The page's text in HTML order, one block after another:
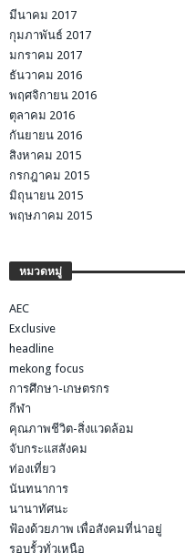
มีนาคม 2017
กุมภาพันธ์ 2017
มกราคม 2017
ธันวาคม 2016
พฤศจิกายน 2016
ตุลาคม 2016
กันยายน 2016
สิงหาคม 2015
กรกฎาคม 2015
มิถุนายน 2015
พฤษภาคม 2015
หมวดหมู่
AEC
Exclusive
headline
mekong focus
การศึกษา-เกษตรกร
กีฬา
คุณภาพชีวิต-สิ่งแวดล้อม
จับกระแสสังคม
ท่องเที่ยว
นันทนาการ
นานาทัศนะ
ฟ้องด้วยภาพ เพื่อสังคมที่น่าอยู่
รอบรั้วทั่วเหนือ